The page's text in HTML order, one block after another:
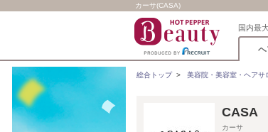
カーサ(CASA)
国内最
総合トップ> 美容院・美容室・ヘアサ
CASA
カーサ